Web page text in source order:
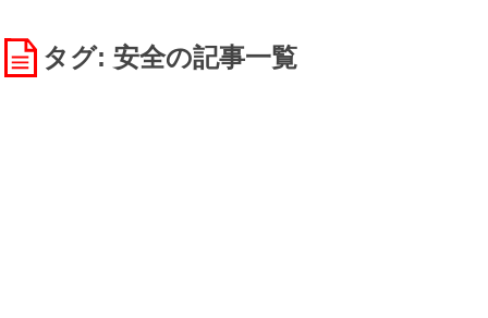
タグ: 安全の記事一覧